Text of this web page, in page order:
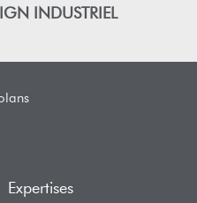
INDUSTRIEL
Expertises